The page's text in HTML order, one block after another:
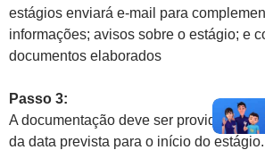
estágios enviará e-mail para
informações; avisos sobre o estágio; e
documentos elaborados
Passo 3:
A documentação deve ser
da data prevista para o início do estágio.